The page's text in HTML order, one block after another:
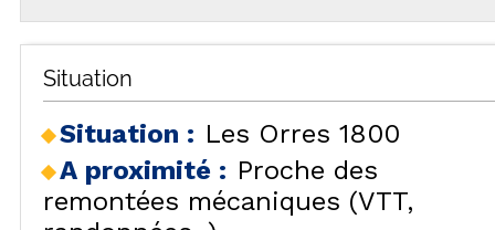
Situation
Situation : Les Orres 1800
A proximité : Proche des
remontées mécaniques (VTT,